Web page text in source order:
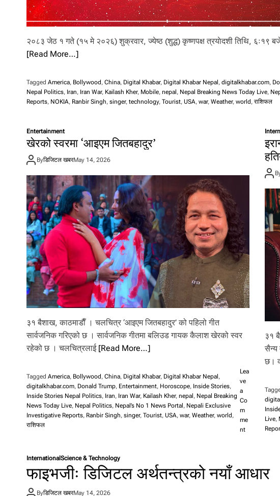
२०८३ जेठ १ गते (१५ मे २०२६) शुक्रवार, ज्येष्ठ (शुद्ध) कृष्णपक्ष त्रयाेदशी तिथि, ६ः१९
[Read More…]
Tagged America, Bollywood , China, Digital Khabar, Digital Khabar Nepal , digitalkhabar.com,
Nepal Politics, Iran, Iran War, Kailash Kher, Mobile, nepal , Nepal Breaking News Today Live,
Reports, NOKIA, Ranbir Singh, singer, technology, Tourist, USA, war, Weather, world , राशिफल
Entertainment
खेरको स्वरमा ‘आइएम जितबहादुर’
Byडिजिटल खबरMay 14, 2026
३१ बैशाख, काठमाडाैँ । चलचित्र ‘आइएम जितबहादुर’ को पहिलो गीत
सार्वजनिक गरिएको छ । सार्वजनिक गीतमा बलिउड गायक कैलाश खेरको स्वर
रहेको छ । चलचित्रलाई [Read More…]
Tagged America, Bollywood , China, Digital Khabar, Digital Khabar Nepal ,
digitalkhabar.com, Donald Trump, Entertainment, Horoscope, Inside Stories,
Inside Stories Nepal Politics, Iran, Iran War, Kailash Kher, nepal , Nepal Breaking
News Today Live, Nepal Politics, Nepal’s No 1 News Portal , Nepali Exclusive
Investigative Reports, Ranbir Singh, singer, Tourist, USA, war, Weather, world ,
राशिफल
Lea
ve
a
Co
m
me
nto
को
स्व
३१
सैन्य
छ।
Live,
InternationalScience & Technology
फाइभजीः डिजिटल अर्थतन्त्रको नयाँ आधार
Byडिजिटल खबरMay 14, 2026